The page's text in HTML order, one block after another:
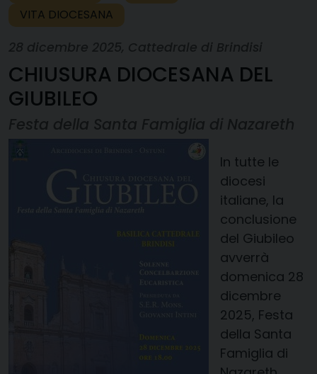
VITA DIOCESANA
CHIUSURA DIOCESANA DEL
GIUBILEO
In tutte le
diocesi
italiane, la
conclusione
del Giubileo
avverrà
domenica 28
dicembre
2025, Festa
della Santa
Famiglia di